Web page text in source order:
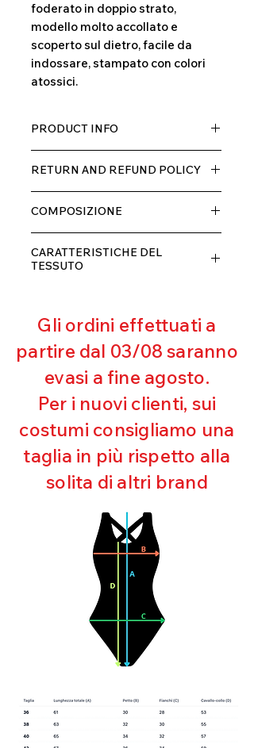
foderato in doppio strato,
modello molto accollato e
scoperto sul dietro, facile da
indossare, stampato con colori
atossici.
PRODUCT INFO
di elastane, molto comodo per chi lo
indossa grazia alla sua elastcità, in
doppio strato con fodera.
RETURN AND REFUND POLICY
entro 10 giorni dal ricevimento,
rimborseremo il cliente, escluse le
spese di spedizione, non appena
riceveremo la merce resa ed
COMPOSIZIONE
20% ELASTANE
CARATTERISTICHE DEL
TESSUTO
Resistente al pilling
Eccellente protezione dai raggi
UV
Ottima copertura
Ultra cloro resistente
Mantenimento della forma
Perfetta vestibilità
Asciugatura rapida
Bielastico
Gli ordini effettuati a
partire dal 03/08 saranno
evasi a fine agosto.
Per i nuovi clienti, sui
costumi consigliamo una
taglia in più rispetto alla
solita di altri brand